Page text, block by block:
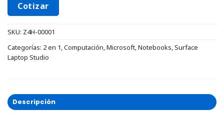
Cotizar
SKU: Z4H-00001
Categorías: 2 en 1,Computación,Microsoft,Notebooks,Surface
Laptop Studio
Descripción